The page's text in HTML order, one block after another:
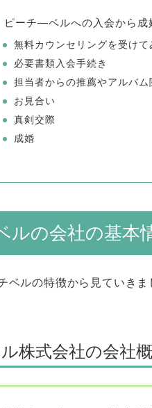
ピーチ―ベルへの入会から成
無料カウンセリングを受けて
必要書類入会手続き
担当者からの推薦やアルバ
お見合い
真剣交際
成婚
ルの会社の基本
ベルの特徴から見ていきま
株式会社の会社